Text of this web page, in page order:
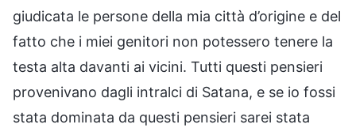
giudicata le persone della mia città d’origine e del
fatto che i miei genitori non potessero tenere la
testa alta davanti ai vicini. Tutti questi pensieri
provenivano dagli intralci di Satana, e se io fossi
stata dominata da questi pensieri sarei stata